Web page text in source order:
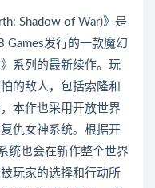
Shadow of War)》是
Games发行的一款魔幻
系列的最新续作。玩
的敌人，包括索隆和
本作也采用开放世界
仇女神系统。根据开
统也会在新作整个世界
玩家的选择和行动所